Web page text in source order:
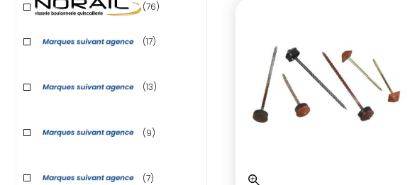
(76)
(17)
(13)
(9)
(7)